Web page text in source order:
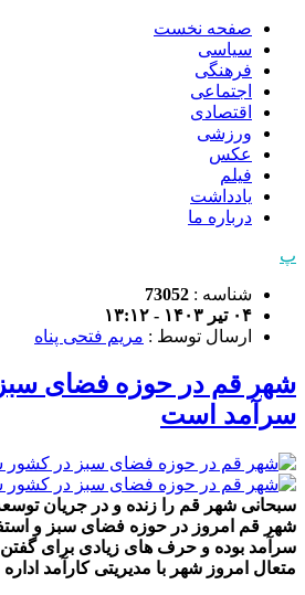
صفحه نخست
سیاسی
فرهنگی
اجتماعی
اقتصادی
ورزشی
عکس
فیلم
یادداشت
درباره ما
پ
شناسه : 73052
۰۴ تیر ۱۴۰۳ - ۱۳:۱۲
ارسال توسط : مریم فتحی پناه
شهر قم در حوزه فضای
سرآمد است
سبحانی شهر قم را زنده و در جریان
شهر قم امروز در حوزه فضای سبز و
سرآمد بوده و حرف های زیادی برای گفتن
متعال امروز شهر با مدیریتی کارآمد